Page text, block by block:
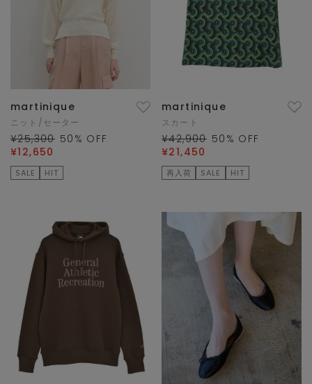
martinique
ニット/セーター
¥25,300 50 % OFF
¥12,650
SALE HIT
martinique
スカート
¥42,900 50 % OFF
¥21,450
再入荷 SALE HIT